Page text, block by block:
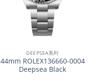
DEEPSEA系列
44mm ROLEX136660-0004
Deepsea Black